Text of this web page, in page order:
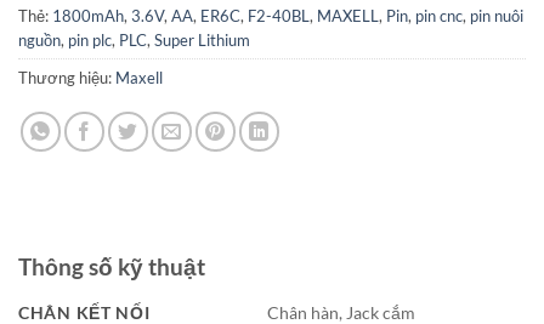
Thẻ: 1800mAh, 3.6V, AA, ER6C, F2-40BL , MAXELL , Pin, pin cnc, pin nuôi
nguồn, pin plc, PLC, Super Lithium
Thương hiệu: Maxell
Thông số kỹ thuật
CHÂN KẾT NỐI
Chân hàn, Jack cắm